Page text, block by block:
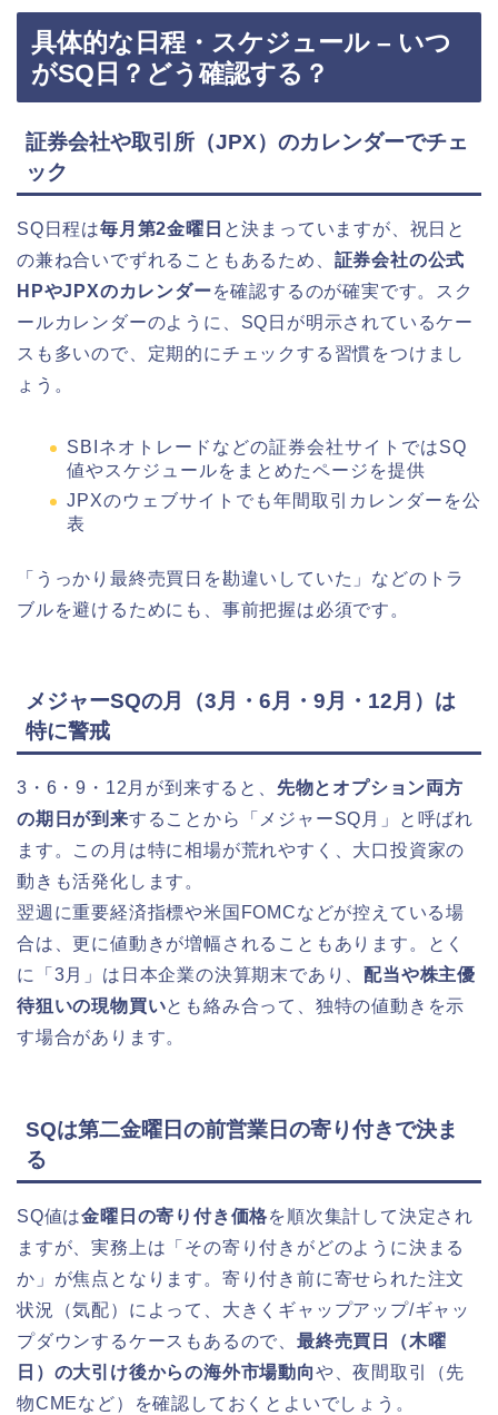
具体的な日程・スケジュール – いつ
がSQ日？どう確認する？
証券会社や取引所（JPX）のカレンダーでチェ
ック
SQ日程は毎月第2金曜日 と決まっていますが、祝日と
の兼ね合いでずれることもあるため、 証券会社の公式
HPやJPXのカレンダーを確認するのが確実です。スク
ールカレンダーのように、SQ日が明示されているケー
スも多いので、定期的にチェックする習慣をつけまし
ょう。
SBIネオトレードなどの証券会社サイトではSQ
値やスケジュールをまとめたページを提供
JPXのウェブサイトでも年間取引カレンダーを公
表
「うっかり最終売買日を勘違いしていた」などのトラ
ブルを避けるためにも、事前把握は必須です。
メジャーSQの月（3月・6月・9月・12月）は
特に警戒
3・6・9・12月が到来すると、 先物とオプション両方
の期日が到来することから「メジャーSQ月」と呼ばれ
ます。この月は特に相場が荒れやすく、大口投資家の
動きも活発化します。
翌週に重要経済指標や米国FOMCなどが控えている場
合は、更に値動きが増幅されることもあります。とく
に「3月」は日本企業の決算期末であり、 配当や株主優
待狙いの現物買いとも絡み合って、独特の値動きを示
す場合があります。
SQは第二金曜日の前営業日の寄り付きで決ま
る
SQ値は金曜日の寄り付き価格を順次集計して決定され
ますが、実務上は「その寄り付きがどのように決まる
か」が焦点となります。寄り付き前に寄せられた注文
状況（気配）によって、大きくギャップアップ/ギャッ
プダウンするケースもあるので、最終売買日（木曜
日）の大引け後からの海外市場動向や、夜間取引（先
物CMEなど）を確認しておくとよいでしょう。